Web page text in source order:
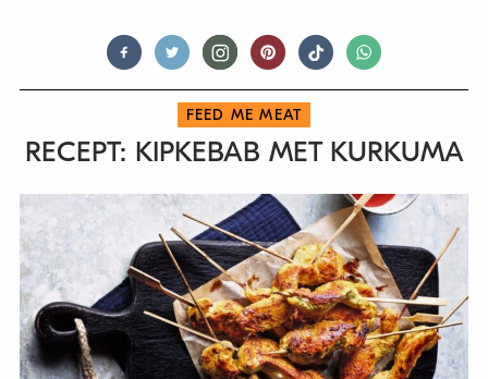
FEED ME MEAT
RECEPT: KIPKEBAB MET KURKUMA